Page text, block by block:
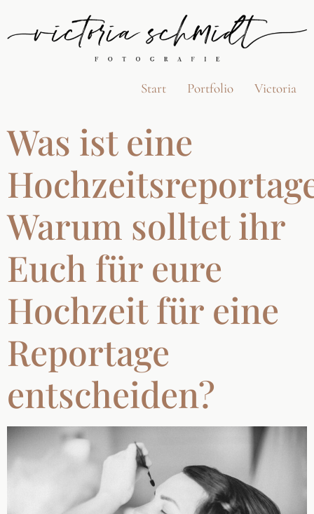
Start Portfolio Victoria
Was ist eine
Warum solltet ihr
Euch für eure
Hochzeit für eine
Reportage
entscheiden?